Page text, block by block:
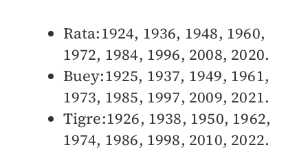
Rata:1924, 1936, 1948, 1960,
1972, 1984, 1996, 2008, 2020.
Buey:1925, 1937, 1949, 1961,
1973, 1985, 1997, 2009, 2021.
Tigre:1926, 1938, 1950, 1962,
1974, 1986, 1998, 2010, 2022.